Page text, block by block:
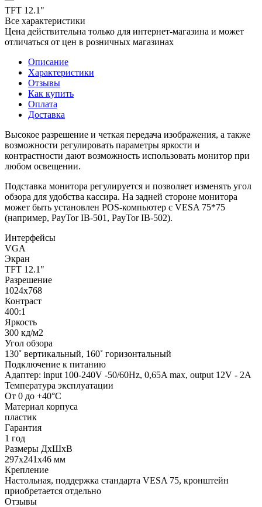
TFT 12.1"
Все характеристики
Цена действительна только для интернет-магазина и может
отличаться от цен в розничных магазинах
Описание
Характеристики
Отзывы
Как купить
Оплата
Доставка
Высокое разрешение и четкая передача изображения, а также
возможности регулировать параметры яркости и
контрастности дают возможность использовать монитор при
любом освещении.
Подставка монитора регулируется и позволяет изменять угол
обзора для удобства кассира. На задней стороне монитора
может быть установлен POS-компьютер с VESA 75*75
(например, PayTor IB-501, PayTor IB-502).
Интерфейсы
VGA
Экран
TFT 12.1"
Разрешение
1024х768
Контраст
400:1
Яркость
300 кд/м2
Угол обзора
130˚ вертикальный, 160˚ горизонтальный
Подключение к питанию
Адаптер: input 100-240V -50/60Hz, 0,65A max, output 12V - 2A
Температура эксплуатации
От 0 до +40°С
Материал корпуса
пластик
Гарантия
1 год
Размеры ДхШхВ
297х241х46 мм
Крепление
Настольная, поддержка стандарта VESA 75, кронштейн
приобретается отдельно
Отзывы